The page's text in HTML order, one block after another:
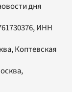
дня
ИНН
Коптевская
,